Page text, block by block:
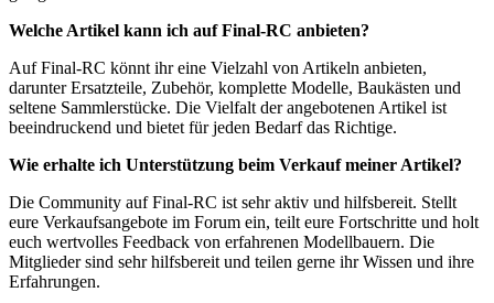
Welche Artikel kann ich auf Final-RC anbieten?
Auf Final-RC könnt ihr eine Vielzahl von Artikeln anbieten,
darunter Ersatzteile, Zubehör, komplette Modelle, Baukästen und
seltene Sammlerstücke. Die Vielfalt der angebotenen Artikel ist
beeindruckend und bietet für jeden Bedarf das Richtige.
Wie erhalte ich Unterstützung beim Verkauf meiner Artikel?
Die Community auf Final-RC ist sehr aktiv und hilfsbereit. Stellt
eure Verkaufsangebote im Forum ein, teilt eure Fortschritte und holt
euch wertvolles Feedback von erfahrenen Modellbauern. Die
Mitglieder sind sehr hilfsbereit und teilen gerne ihr Wissen und ihre
Erfahrungen.